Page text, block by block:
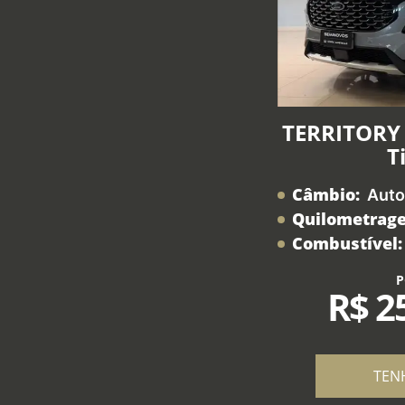
Câmbio:
Combustível:
R$